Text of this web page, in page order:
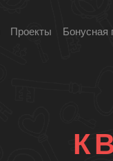
Проекты Бонусная